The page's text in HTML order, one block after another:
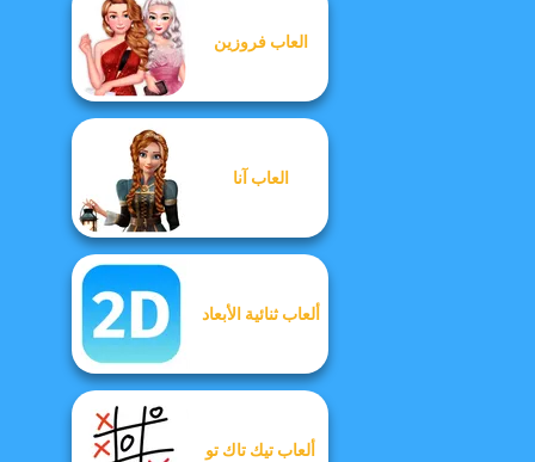
Faithful Elf
New Christmas
العاب فروزين
العاب آنا
ألعاب ثنائية الأبعاد
ألعاب تيك تاك تو